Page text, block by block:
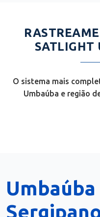
SATLIGHT
O sistema mais
Umbaúba e região